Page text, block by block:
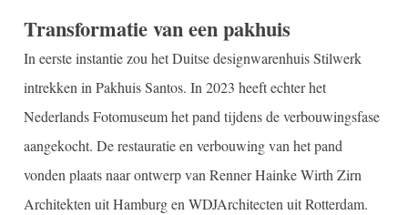
Transformatie van een pakhuis
In eerste instantie zou het Duitse designwarenhuis Stilwerk
intrekken in Pakhuis Santos. In 2023 heeft echter het
Nederlands Fotomuseum het pand tijdens de verbouwingsfase
aangekocht. De restauratie en verbouwing van het pand
vonden plaats naar ontwerp van Renner Hainke Wirth Zirn
Architekten uit Hamburg en WDJArchitecten uit Rotterdam.